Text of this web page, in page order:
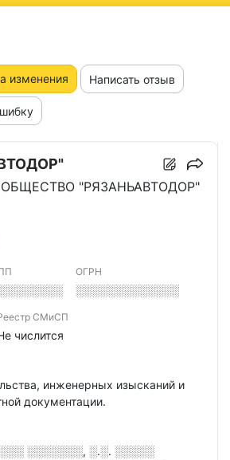
изменения Написать отзыв
"РЯЗАНЬАВТОДОР"
ОГРН
░░░░░░░░░░░░░
СМиСП
числится
инженерных изысканий и
документации.
░░░░░░░, ░.░. ░░░░░